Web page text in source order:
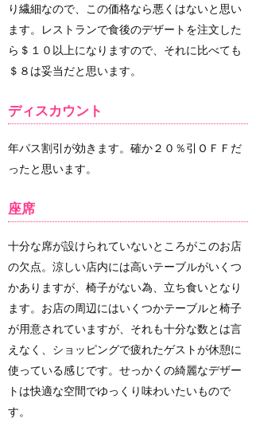
り繊細なので、この価格なら悪くはないと思い
ます。レストランで食後のデザートを注文した
ら＄１０以上になりますので、それに比べても
＄８は妥当だと思います。
ディスカウント
年パス割引が効きます。確か２０％引ＯＦＦだ
ったと思います。
座席
十分な席が設けられていないところがこのお店
の欠点。涼しい店内には高いテーブルがいくつ
かありますが、椅子がない為、立ち食いとなり
ます。お店の周辺にはいくつかテーブルと椅子
が用意されていますが、それも十分な数とは言
えなく、ショッピングで疲れたゲストが休憩に
使っている感じです。せっかくの綺麗なデザー
トは快適な空間でゆっくり味わいたいもので
す。